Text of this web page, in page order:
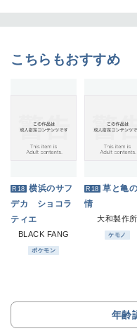
こちらもおすすめ
R18 横浜のサフ
デカ ショコラ
ティエ
BLACK FANG
ポケモン
R18 草と亀
情
大和製作所
ケモノ
年齢